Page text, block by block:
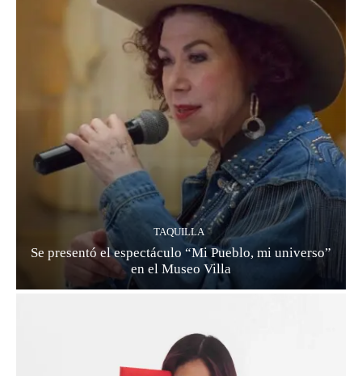
TAQUILLA
Se presentó el espectáculo “Mi Pueblo, mi universo”
en el Museo Villa